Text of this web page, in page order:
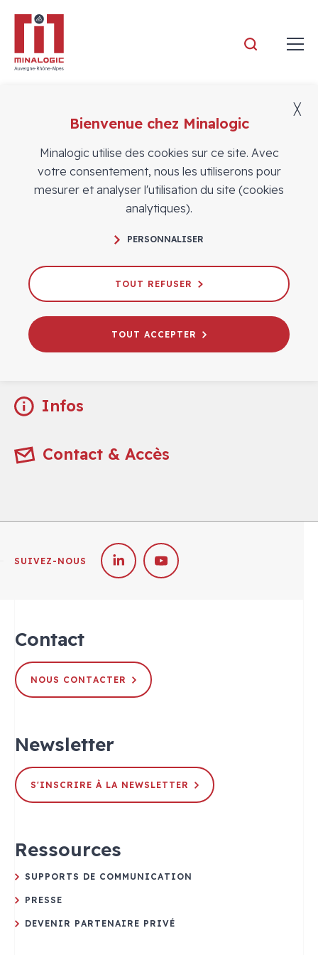
Adhérents
Infos pratiques
Infos
Contact & Accès
SUIVEZ-NOUS
Contact
NOUS CONTACTER
Newsletter
S'INSCRIRE À LA NEWSLETTER
Ressources
SUPPORTS DE COMMUNICATION
PRESSE
DEVENIR PARTENAIRE PRIVÉ
Bienvenue chez Minalogic
Minalogic utilise des cookies sur ce site. Avec
votre consentement, nous les utiliserons pour
mesurer et analyser l'utilisation du site (cookies
analytiques).
PERSONNALISER
TOUT REFUSER
TOUT ACCEPTER
╳